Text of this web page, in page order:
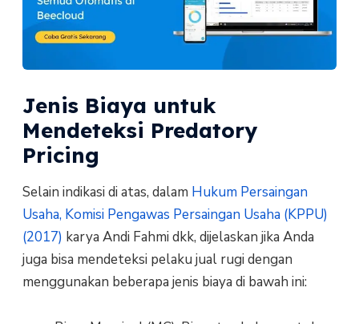
Jenis Biaya untuk
Mendeteksi Predatory
Pricing
Selain indikasi di atas, dalam Hukum Persaingan
Usaha, Komisi Pengawas Persaingan Usaha (KPPU)
(2017) karya Andi Fahmi dkk, dijelaskan jika Anda
juga bisa mendeteksi pelaku jual rugi dengan
menggunakan beberapa jenis biaya di bawah ini: